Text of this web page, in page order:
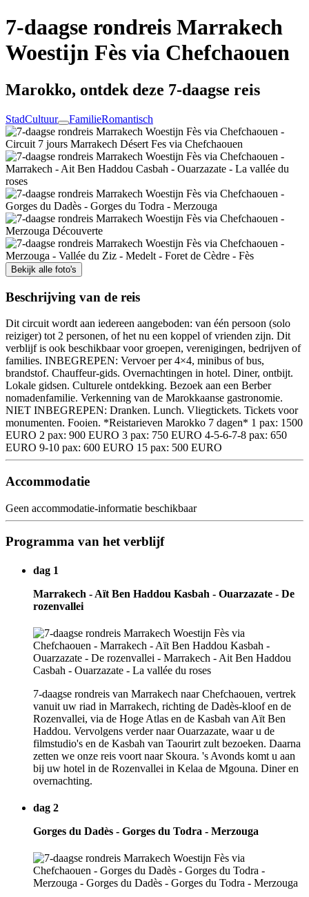
7-daagse rondreis Marrakech
Woestijn Fès via Chefchaouen
Marokko, ontdek deze 7-daagse reis
StadCultuur FamilieRomantisch
Bekijk alle foto's
Beschrijving van de reis
Dit circuit wordt aan iedereen aangeboden: van één persoon (solo
reiziger) tot 2 personen, of het nu een koppel of vrienden zijn. Dit
verblijf is ook beschikbaar voor groepen, verenigingen, bedrijven of
families. INBEGREPEN: Vervoer per 4×4, minibus of bus,
brandstof. Chauffeur-gids. Overnachtingen in hotel. Diner, ontbijt.
Lokale gidsen. Culturele ontdekking. Bezoek aan een Berber
nomadenfamilie. Verkenning van de Marokkaanse gastronomie.
NIET INBEGREPEN: Dranken. Lunch. Vliegtickets. Tickets voor
monumenten. Fooien. *Reistarieven Marokko 7 dagen* 1 pax: 1500
EURO 2 pax: 900 EURO 3 pax: 750 EURO 4-5-6-7-8 pax: 650
EURO 9-10 pax: 600 EURO 15 pax: 500 EURO
Accommodatie
Geen accommodatie-informatie beschikbaar
Programma van het verblijf
dag 1
Marrakech - Aït Ben Haddou Kasbah - Ouarzazate - De
rozenvallei
7-daagse rondreis van Marrakech naar Chefchaouen, vertrek
vanuit uw riad in Marrakech, richting de Dadès-kloof en de
Rozenvallei, via de Hoge Atlas en de Kasbah van Aït Ben
Haddou. Vervolgens verder naar Ouarzazate, waar u de
filmstudio's en de Kasbah van Taourirt zult bezoeken. Daarna
zetten we onze reis voort naar Skoura. 's Avonds komt u aan
bij uw hotel in de Rozenvallei in Kelaa de Mgouna. Diner en
overnachting.
dag 2
Gorges du Dadès - Gorges du Todra - Merzouga